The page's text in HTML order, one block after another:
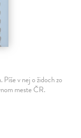
Píše v nej o židoch zo
meste ČR.